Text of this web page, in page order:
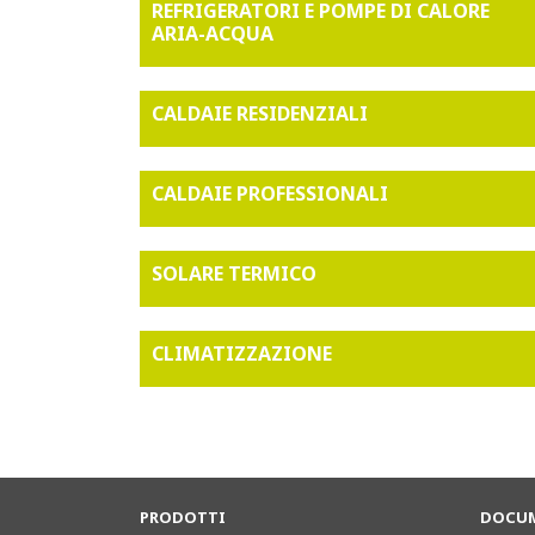
REFRIGERATORI E POMPE DI CALORE
ARIA-ACQUA
CALDAIE RESIDENZIALI
CALDAIE PROFESSIONALI
SOLARE TERMICO
CLIMATIZZAZIONE
PRODOTTI